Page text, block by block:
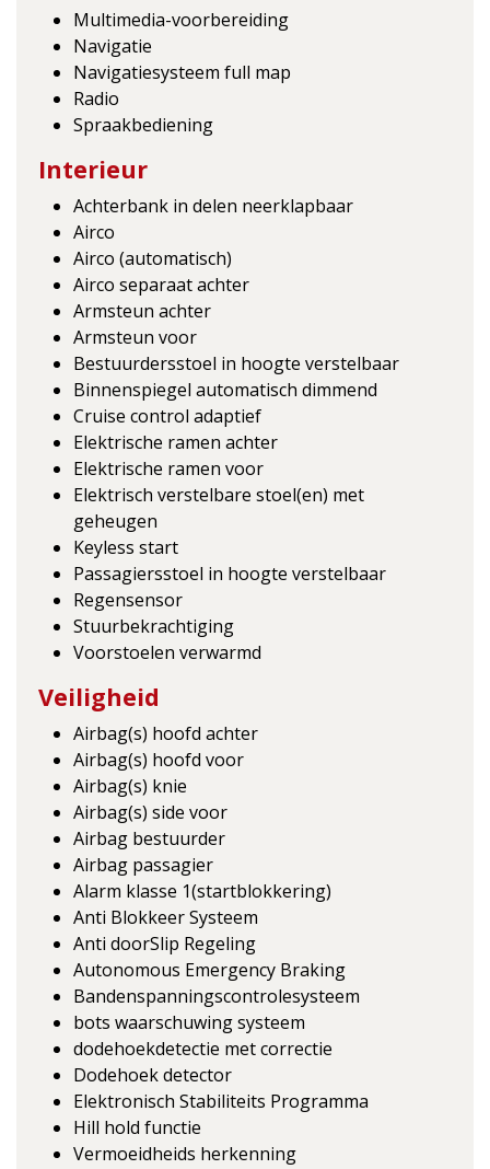
Multimedia-voorbereiding
Navigatie
Navigatiesysteem full map
Radio
Spraakbediening
Interieur
Achterbank in delen neerklapbaar
Airco
Airco (automatisch)
Airco separaat achter
Armsteun achter
Armsteun voor
Bestuurdersstoel in hoogte verstelbaar
Binnenspiegel automatisch dimmend
Cruise control adaptief
Elektrische ramen achter
Elektrische ramen voor
Elektrisch verstelbare stoel(en) met
geheugen
Keyless start
Passagiersstoel in hoogte verstelbaar
Regensensor
Stuurbekrachtiging
Voorstoelen verwarmd
Veiligheid
Airbag(s) hoofd achter
Airbag(s) hoofd voor
Airbag(s) knie
Airbag(s) side voor
Airbag bestuurder
Airbag passagier
Alarm klasse 1(startblokkering)
Anti Blokkeer Systeem
Anti doorSlip Regeling
Autonomous Emergency Braking
Bandenspanningscontrolesysteem
bots waarschuwing systeem
dodehoekdetectie met correctie
Dodehoek detector
Elektronisch Stabiliteits Programma
Hill hold functie
Vermoeidheids herkenning